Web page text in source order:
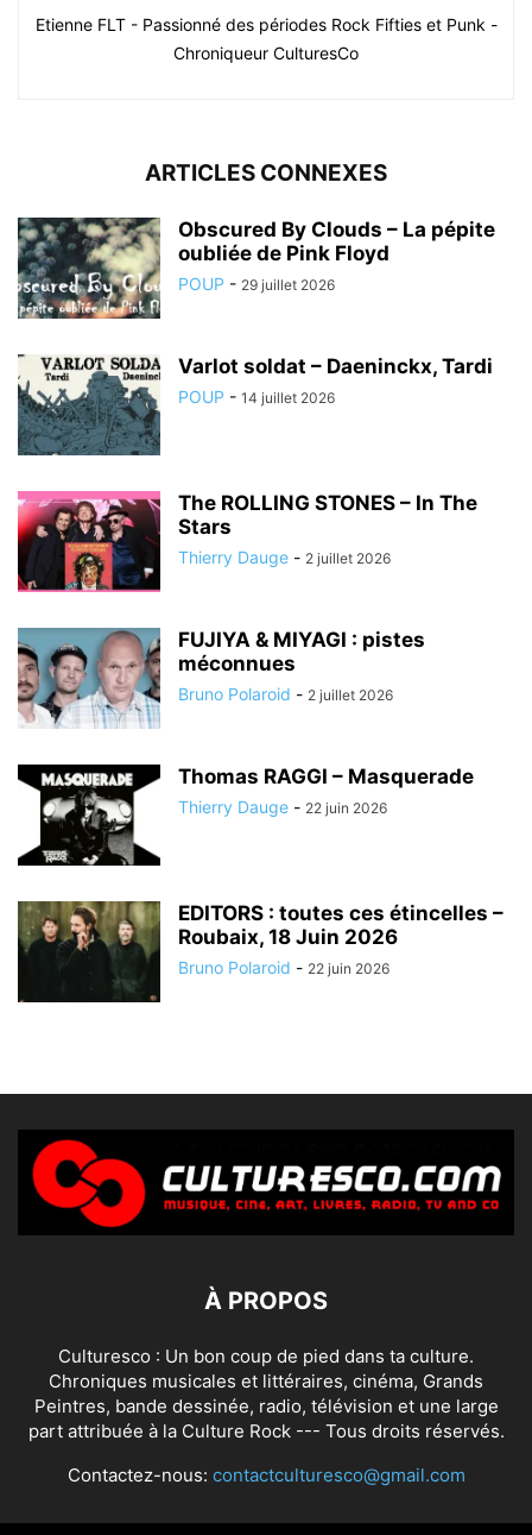
Etienne FLT - Passionné des périodes Rock Fifties et Punk -
Chroniqueur CulturesCo
ARTICLES CONNEXES
Obscured By Clouds – La pépite
oubliée de Pink Floyd
POUP - 29 juillet 2026
Varlot soldat – Daeninckx, Tardi
POUP - 14 juillet 2026
The ROLLING STONES – In The
Stars
Thierry Dauge - 2 juillet 2026
FUJIYA & MIYAGI : pistes
méconnues
Bruno Polaroid - 2 juillet 2026
Thomas RAGGI – Masquerade
Thierry Dauge - 22 juin 2026
EDITORS : toutes ces étincelles –
Roubaix, 18 Juin 2026
Bruno Polaroid - 22 juin 2026
À PROPOS
Culturesco : Un bon coup de pied dans ta culture.
Chroniques musicales et littéraires, cinéma, Grands
Peintres, bande dessinée, radio, télévision et une large
part attribuée à la Culture Rock --- Tous droits réservés.
Contactez-nous: contactculturesco@gmail.com